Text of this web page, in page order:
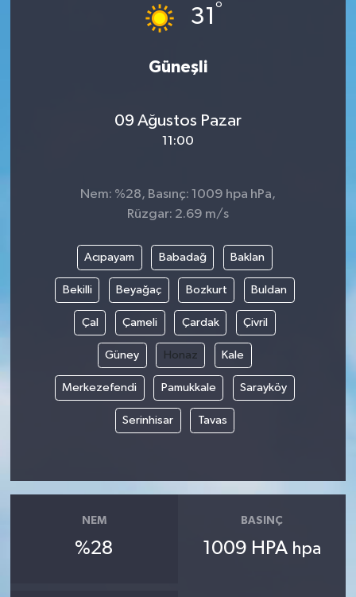
31°
Güneşli
09 Ağustos Pazar
11:00
Nem: %28, Basınç: 1009 hpa hPa,
Rüzgar: 2.69 m/s
Acıpayam Babadağ Baklan
Bekilli Beyağaç Bozkurt Buldan
Çal Çameli Çardak Çivril
Güney Honaz Kale
Merkezefendi Pamukkale Sarayköy
Serinhisar Tavas
NEM
%28
BASINÇ
1009 HPA hpa